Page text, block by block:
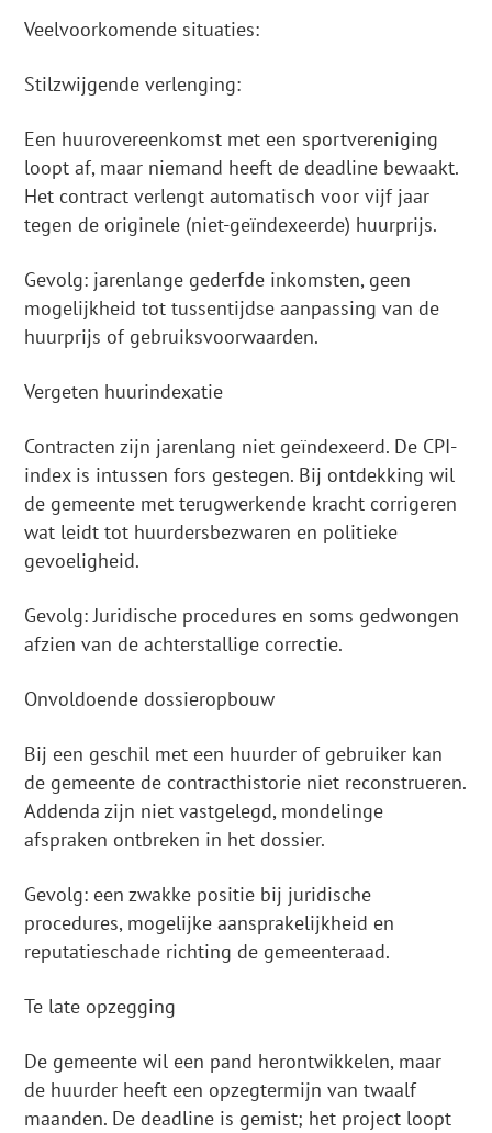
Veelvoorkomende situaties:
Stilzwijgende verlenging:
Een huurovereenkomst met een sportvereniging
loopt af, maar niemand heeft de deadline bewaakt.
Het contract verlengt automatisch voor vijf jaar
tegen de originele (niet-geïndexeerde) huurprijs.
Gevolg: jarenlange gederfde inkomsten, geen
mogelijkheid tot tussentijdse aanpassing van de
huurprijs of gebruiksvoorwaarden.
Vergeten huurindexatie
Contracten zijn jarenlang niet geïndexeerd. De CPI-
index is intussen fors gestegen. Bij ontdekking wil
de gemeente met terugwerkende kracht corrigeren
wat leidt tot huurdersbezwaren en politieke
gevoeligheid.
Gevolg: Juridische procedures en soms gedwongen
afzien van de achterstallige correctie.
Onvoldoende dossieropbouw
Bij een geschil met een huurder of gebruiker kan
de gemeente de contracthistorie niet reconstrueren.
Addenda zijn niet vastgelegd, mondelinge
afspraken ontbreken in het dossier.
Gevolg: een zwakke positie bij juridische
procedures, mogelijke aansprakelijkheid en
reputatieschade richting de gemeenteraad.
Te late opzegging
De gemeente wil een pand herontwikkelen, maar
de huurder heeft een opzegtermijn van twaalf
maanden. De deadline is gemist; het project loopt